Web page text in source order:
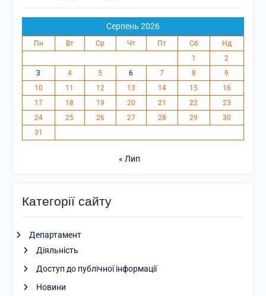
Серпень 2026
Пн Вт Ср Чт Пт Сб
Нд
1
2
3
4 5 6 7 8
9
10
11 12 13 14 15
16
17
18 19 20 21 22
23
24
25 26 27 28 29
30
31
« Лип
Категорії сайту
Департамент
Діяльність
Доступ до публічної інформації
Новини